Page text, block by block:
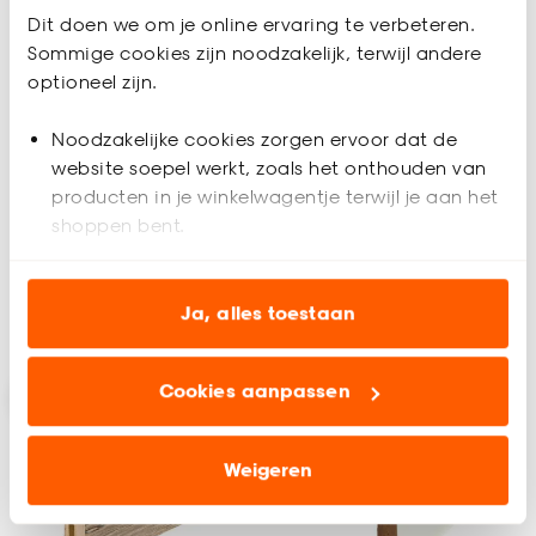
Dit doen we om je online ervaring te verbeteren.
Sommige cookies zijn noodzakelijk, terwijl andere
optioneel zijn.
Noodzakelijke cookies zorgen ervoor dat de
website soepel werkt, zoals het onthouden van
producten in je winkelwagentje terwijl je aan het
shoppen bent.
Analytische cookies (optioneel) helpen ons de
website te verbeteren voor jou en al onze andere
Marketing cookies (optioneel) laten jou
relevante informatie en aanbiedingen zien op
advertenties en communicatie.
Ja, alles toestaan
Cookies aanpassen
Weigeren
Tijdelijk uitverkocht
Plint Wit Grenen MDF 6
12.50
Geef een seintje
16
Plint Grijs Grenen MDF
6 cm
(0)
Bezorgen 4 werkdagen